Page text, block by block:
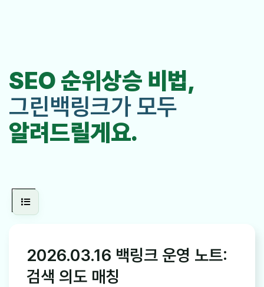
SEO 순위상승 비법,
그린백링크가 모두
알려드릴게요.
2026.03.16 백링크 운영 노트:
검색 의도 매칭